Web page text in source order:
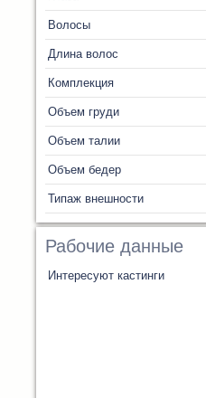
Волосы
Длина волос
Комплекция
Объем груди
Объем талии
Объем бедер
Типаж внешности
Рабочие данные
Интересуют кастинги